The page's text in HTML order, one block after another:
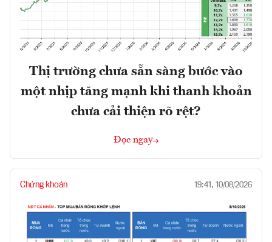
Thị trường chưa sẵn sàng bước vào
một nhịp tăng mạnh khi thanh khoản
chưa cải thiện rõ rệt?
Đọc ngay
Chứng khoán 19:41, 10/08/2026